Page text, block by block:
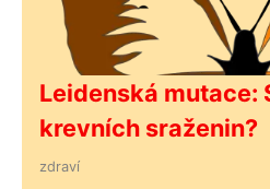
Leidenská mutace:
krevních sraženin?
zdraví